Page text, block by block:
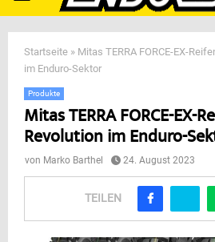
MENU
Startseite » Mitas TERRA FORCE-EX-
im Enduro-Sektor
Produkte
Mitas TERRA FORCE-EX-
Revolution im Enduro-
von Marko Barthel 24. August 2023
TEILEN